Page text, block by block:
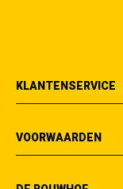
KLANTENSERVICE
VOORWAARDEN